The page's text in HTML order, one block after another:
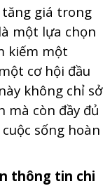
tăng giá trong
một lựa chọn
kiếm một
cơ hội đầu
không chỉ sở
còn đầy đủ
sống hoàn
thông tin chi